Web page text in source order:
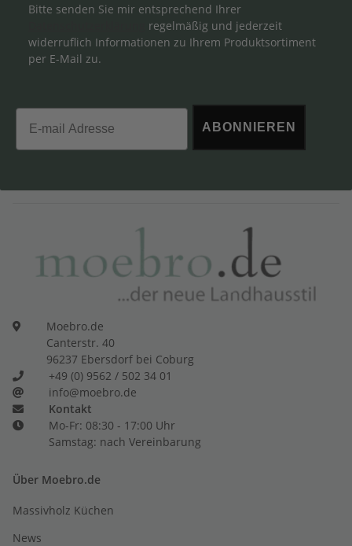
Bitte senden Sie mir entsprechend Ihrer
regelmäßig und jederzeit
widerruflich Informationen zu Ihrem Produktsortiment
per E-Mail zu.
Email
ABONNIEREN
Moebro.de
Canterstr. 40
96237 Ebersdorf bei Coburg
+49 (0) 9562 / 502 34 01
info@moebro.de
Kontakt
Mo-Fr: 08:30 - 17:00 Uhr
Samstag: nach Vereinbarung
Über Moebro.de
Massivholz Küchen
News